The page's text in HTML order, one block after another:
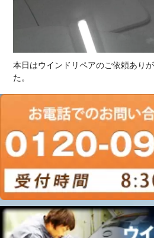
本日はウインドリペアのご依頼あり
た。